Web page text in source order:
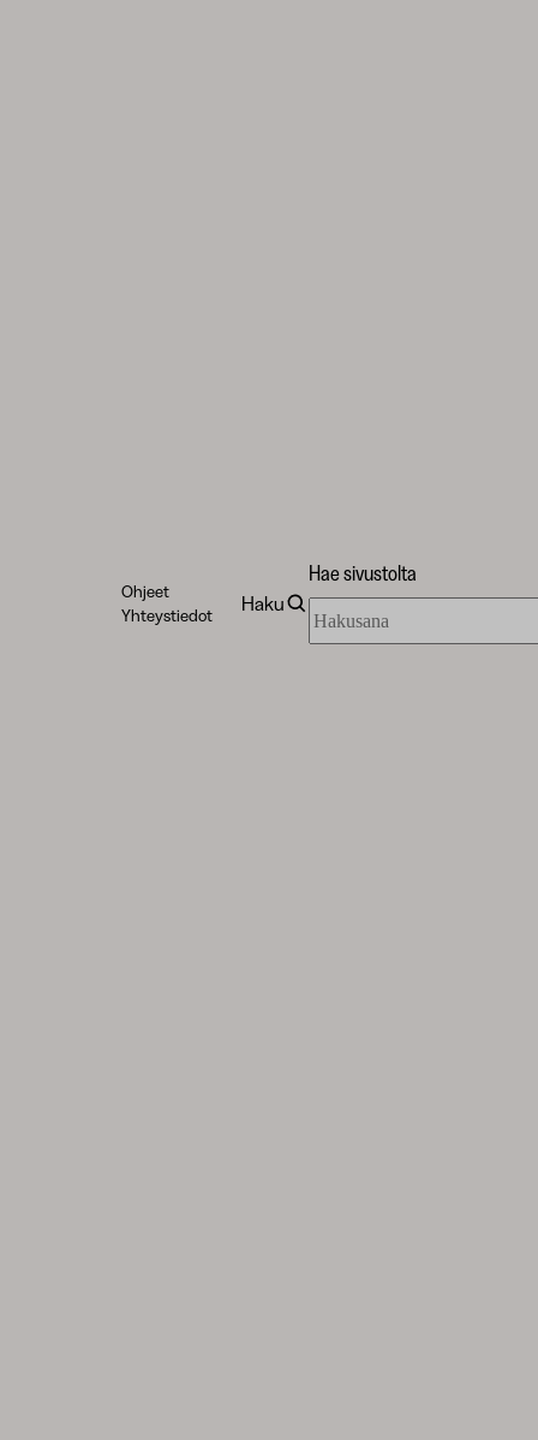
Ohjeet
Yhteystiedot
Haku
Hae sivustolta
sivustolta